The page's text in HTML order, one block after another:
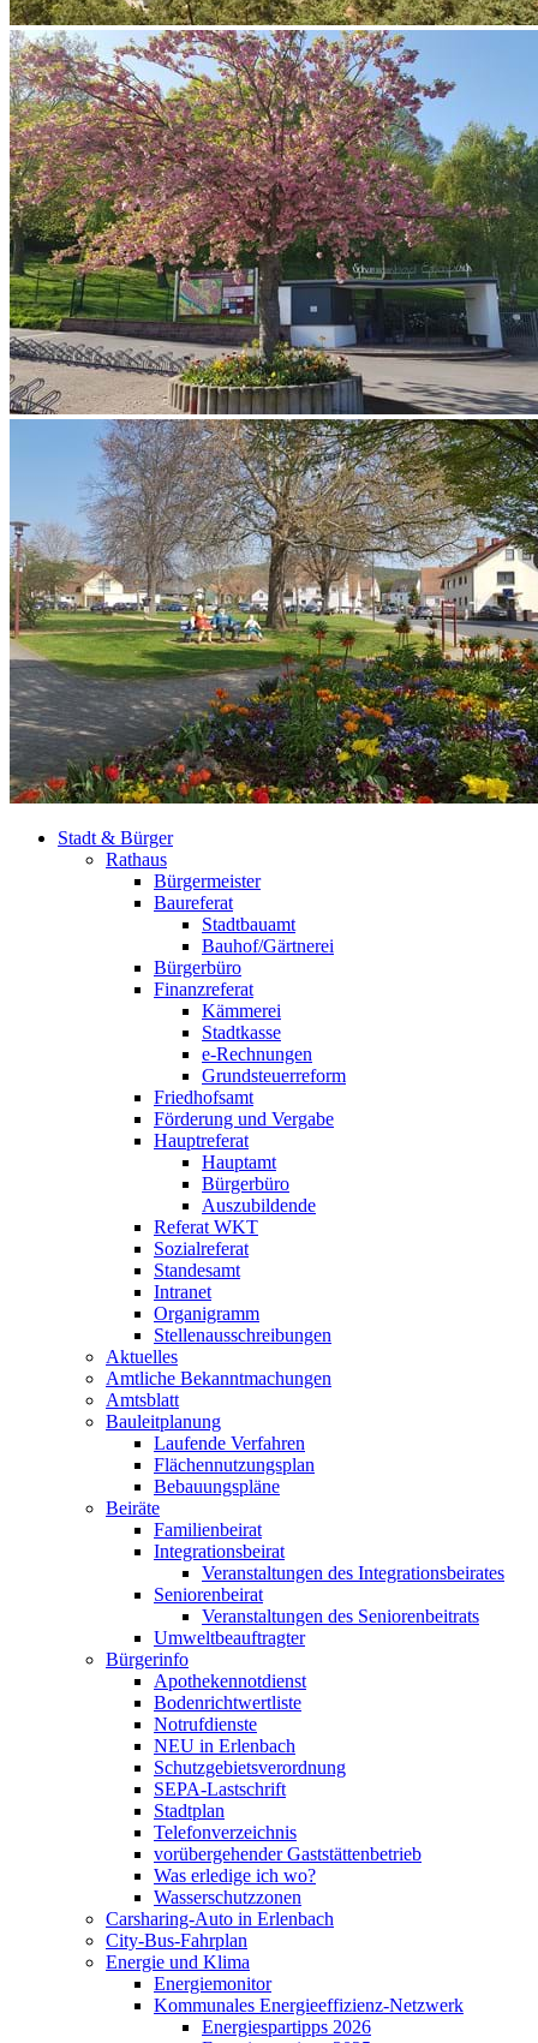
Stadt & Bürger
Rathaus
Bürgermeister
Baureferat
Stadtbauamt
Bauhof/Gärtnerei
Bürgerbüro
Finanzreferat
Kämmerei
Stadtkasse
e-Rechnungen
Grundsteuerreform
Friedhofsamt
Förderung und Vergabe
Hauptreferat
Hauptamt
Bürgerbüro
Auszubildende
Referat WKT
Sozialreferat
Standesamt
Intranet
Organigramm
Stellenausschreibungen
Aktuelles
Amtliche Bekanntmachungen
Amtsblatt
Bauleitplanung
Laufende Verfahren
Flächennutzungsplan
Bebauungspläne
Beiräte
Familienbeirat
Integrationsbeirat
Veranstaltungen des Integrationsbeirates
Seniorenbeirat
Veranstaltungen des Seniorenbeitrats
Umweltbeauftragter
Bürgerinfo
Apothekennotdienst
Bodenrichtwertliste
Notrufdienste
NEU in Erlenbach
Schutzgebietsverordnung
SEPA-Lastschrift
Stadtplan
Telefonverzeichnis
vorübergehender Gaststättenbetrieb
Was erledige ich wo?
Wasserschutzzonen
Carsharing-Auto in Erlenbach
City-Bus-Fahrplan
Energie und Klima
Energiemonitor
Kommunales Energieeffizienz-Netzwerk
Energiespartipps 2026